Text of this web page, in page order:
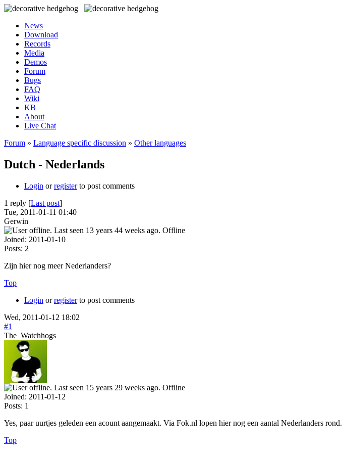
News
Download
Records
Media
Demos
Forum
Bugs
FAQ
Wiki
KB
About
Live Chat
Forum » Language specific discussion » Other languages
Dutch - Nederlands
Login orregisterto post comments
1 reply [Last post]
Tue, 2011-01-11 01:40
Gerwin
Offline
Joined: 2011-01-10
Posts: 2
Zijn hier nog meer Nederlanders?
Top
Login orregisterto post comments
Wed, 2011-01-12 18:02
#1
The_Watchhogs
Offline
Joined: 2011-01-12
Posts: 1
Yes, paar uurtjes geleden een acount aangemaakt. Via Fok.nl lopen hier nog een aantal Nederlanders rond.
Top